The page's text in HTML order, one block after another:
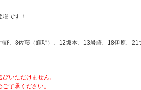
です！
、8佐藤（輝明）、12坂本、13岩崎、18伊原、
いただけません。
了承ください。